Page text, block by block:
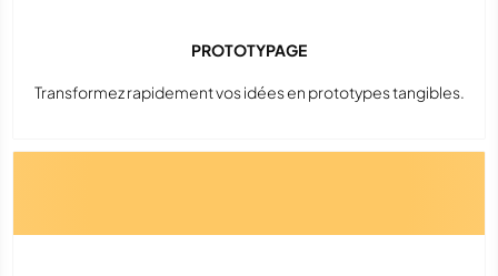
PROTOTYPAGE
Transformez rapidement vos idées en prototypes tangibles.